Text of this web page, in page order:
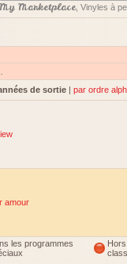
My Marketplace, Vinyles à
de sortie | par ordre
amour
les programmes
Hors